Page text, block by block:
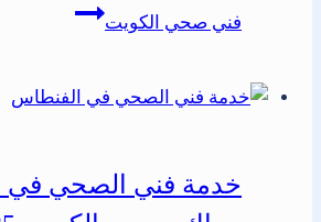
فني صحي الكويت
خدمة فني الصحي في